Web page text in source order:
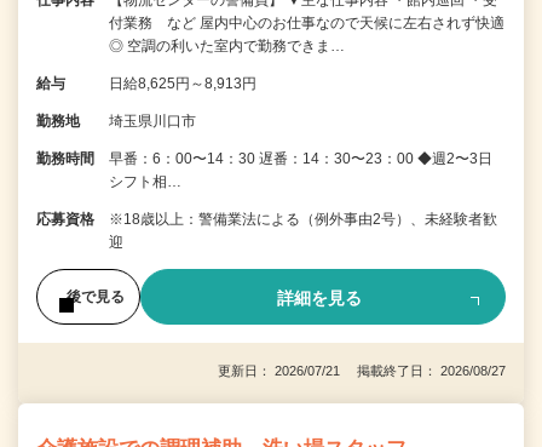
付業務 など 屋内中心のお仕事なので天候に左右されず快適
◎ 空調の利いた室内で勤務できま…
給与 日給8,625円～8,913円
勤務地 埼玉県川口市
勤務時間
早番：6：00〜14：30 遅番：14：30〜23：00 ◆週2〜3日
シフト相…
応募資格
※18歳以上：警備業法による（例外事由2号）、未経験者歓
迎
後で見る 詳細を見る
更新日： 2026/07/21 掲載終了日： 2026/08/27